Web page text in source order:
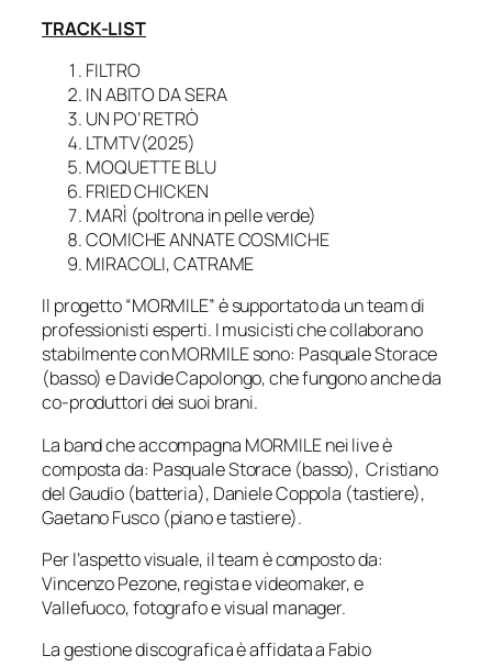
TRACK-LIST
FILTRO
IN ABITO DA SERA
UN PO’ RETRÒ
LTMTV(2025)
MOQUETTE BLU
FRIED CHICKEN
MARÌ (poltrona in pelle verde)
COMICHE ANNATE COSMICHE
MIRACOLI, CATRAME
Il progetto “MORMILE” è supportato da un team di
professionisti esperti. I musicisti che collaborano
stabilmente con MORMILE sono: Pasquale Storace
(basso) e Davide Capolongo, che fungono anche da
co-produttori dei suoi brani.
La band che accompagna MORMILE nei live è
composta da: Pasquale Storace (basso), Cristiano
del Gaudio (batteria), Daniele Coppola (tastiere),
Gaetano Fusco (piano e tastiere).
Per l’aspetto visuale, il team è composto da:
Vincenzo Pezone, regista e videomaker, e
Vallefuoco, fotografo e visual manager.
La gestione discografica è affidata a Fabio